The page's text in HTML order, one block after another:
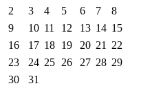
2
3 4 5 6 7
8
9
10 11 12 13 14 15
16
17 18 19 20 21
22
23
24 25 26 27 28 29
30
31